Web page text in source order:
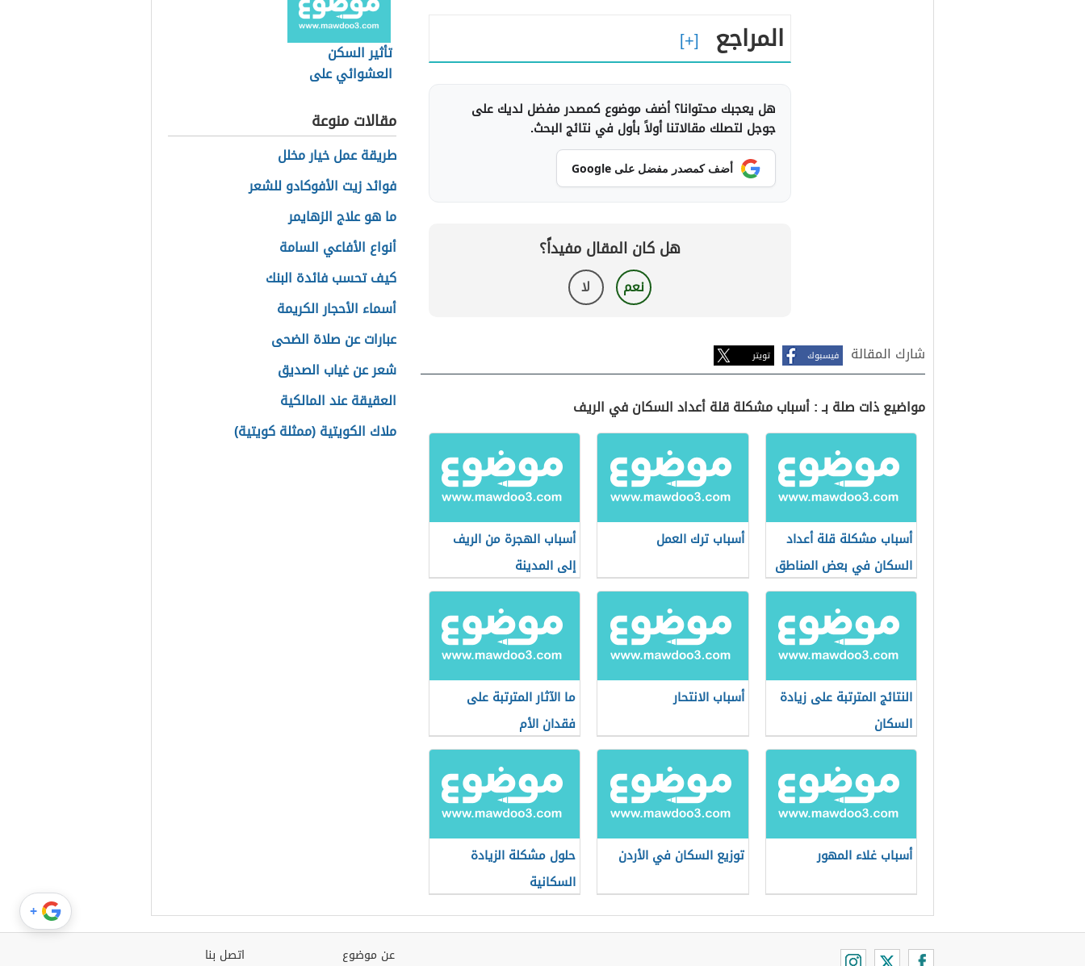
المراجع
هل يعجبك محتوانا؟ أضف موضوع كمصدر مفضل لديك على
جوجل لتصلك مقالاتنا أولاً بأول في نتائج البحث.
أضف كمصدر مفضل على Google
هل كان المقال مفيداً؟
نعم لا
شارك المقالة فيسبوك تويتر
مواضيع ذات صلة بـ : أسباب مشكلة قلة أعداد السكان في الريف
أسباب مشكلة قلة أعداد
السكان في بعض المناطق
أسباب ترك العمل
أسباب الهجرة من الريف
إلى المدينة
النتائج المترتبة على زيادة
السكان
أسباب الانتحار
ما الآثار المترتبة على
فقدان الأم
أسباب غلاء المهور توزيع السكان في الأردن
حلول مشكلة الزيادة
السكانية
تأثير السكن
العشوائي على
مقالات منوعة
طريقة عمل خيار مخلل
فوائد زيت الأفوكادو للشعر
ما هو علاج الزهايمر
أنواع الأفاعي السامة
كيف تحسب فائدة البنك
أسماء الأحجار الكريمة
عبارات عن صلاة الضحى
شعر عن غياب الصديق
العقيقة عند المالكية
ملاك الكويتية (ممثلة كويتية)
اتصل بنا عن موضوع
+